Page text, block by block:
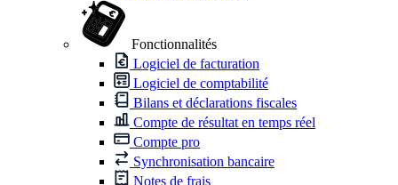
Fonctionnalités
Logiciel de facturation
Logiciel de comptabilité
Bilans et déclarations fiscales
Compte de résultat en temps réel
Compte pro
Synchronisation bancaire
Notes de frais